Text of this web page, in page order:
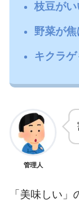
枝豆が
野菜が
キクラ
管理人
「美味しい」